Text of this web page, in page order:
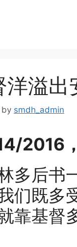
洋溢出
by smdh_admin
2016
后书
们既多
靠基督